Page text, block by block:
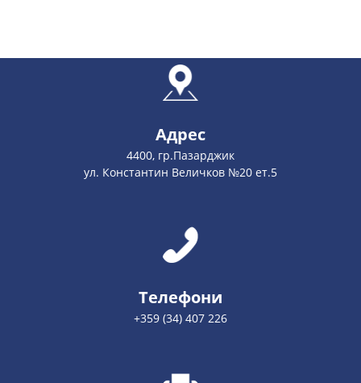
Адрес
4400, гр.Пазарджик
ул. Константин Величков №20 ет.5
Телефони
+359 (34) 407 226